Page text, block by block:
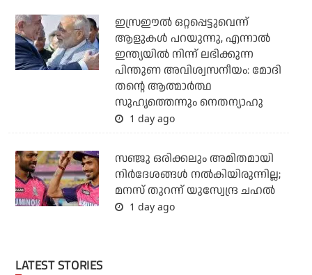
ഇസ്രഈല്‍ ഒറ്റപ്പെട്ടുവെന്ന്
ആളുകള്‍ പറയുന്നു, എന്നാല്‍
ഇന്ത്യയില്‍ നിന്ന് ലഭിക്കുന്ന
പിന്തുണ അവിശ്വസനീയം: മോദി
തന്റെ ആത്മാര്‍ത്ഥ
സുഹൃത്തെന്നും നെതന്യാഹു
1 day ago
സഞ്ജു ഒരിക്കലും അമിതമായി
നിര്‍ദേശങ്ങള്‍ നല്‍കിയിരുന്നില്ല;
മനസ് തുറന്ന് യുസ്വേന്ദ്ര ചഹല്‍
1 day ago
LATEST STORIES